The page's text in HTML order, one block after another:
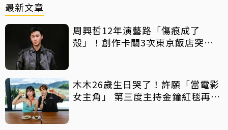
最新文章
周興哲12年演藝路「傷痕成了
殼」！創作卡關3次東京飯店突找
木木26歲生日哭了！許願「當電影
女主角」 第三度主持金鐘紅毯再喊